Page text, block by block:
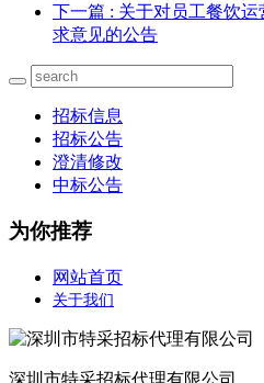
下一篇 : 关于对员工餐饮
求意见的公告
招标信息
招标公告
澄清修改
中标公告
为你推荐
网站首页
关于我们
深圳市特采招标代理有限公司